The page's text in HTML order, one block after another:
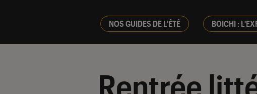
NOS GUIDES DE L'ÉTÉ BOICHI :
Rentrée